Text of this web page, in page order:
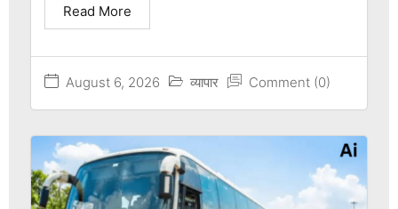
August 6, 2026 व्यापार Comment (0)
Read More